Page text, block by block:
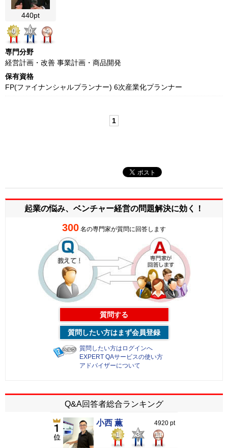
440pt
0
0 4
専門分野
経営計画・改善 事業計画・商品開発
保有資格
FP(ファイナンシャルプランナー) 6次産業化プランナー
1
起業の悩み、ベンチャー経営の問題解決に効く！
300 名の専門家が質問に回答します
質問する
質問したい方はまず会員登録
質問したい方はログインへ
EXPERT QAサービスの使い方
アドバイザーについて
Q&A回答者総合ランキング
小西 薫 4920 pt
1 3 11